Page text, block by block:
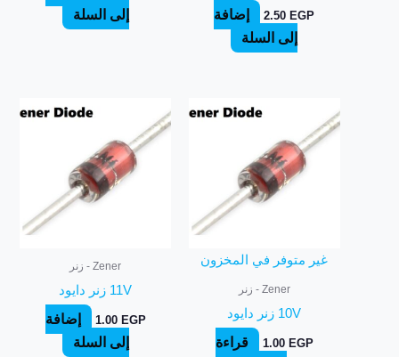
2.50EGP
إضافة
إلى السلة
إلى السلة
غير متوفر في المخزون
Zener - زنر
10V زنر دايود
1.00 EGP
قراءة
Zener - زنر
11V زنر دايود
1.00 EGP
إضافة
إلى السلة